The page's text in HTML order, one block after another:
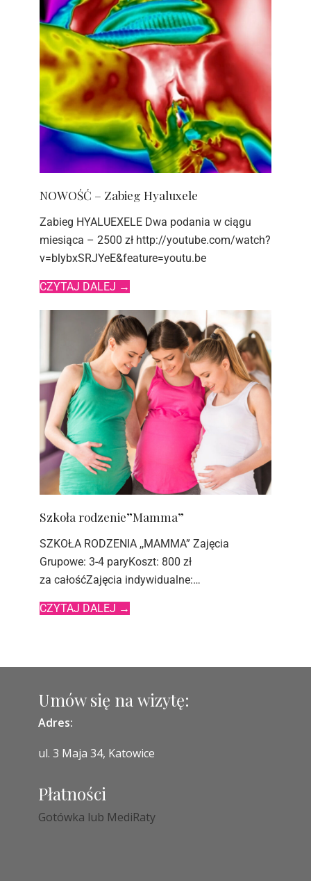
NOWOŚĆ – Zabieg Hyaluxele
Zabieg HYALUEXELE Dwa podania w ciągu
miesiąca – 2500 zł http://youtube.com/watch?
v=blybxSRJYeE&feature=youtu.be
CZYTAJ DALEJ →
Szkoła rodzenie”Mamma”
SZKOŁA RODZENIA ,,MAMMA” Zajęcia
Grupowe: 3-4 paryKoszt: 800 zł
za całośćZajęcia indywidualne:…
CZYTAJ DALEJ →
Umów się na wizytę:
Adres:
ul. 3 Maja 34, Katowice
Płatności
Gotówka lub MediRaty